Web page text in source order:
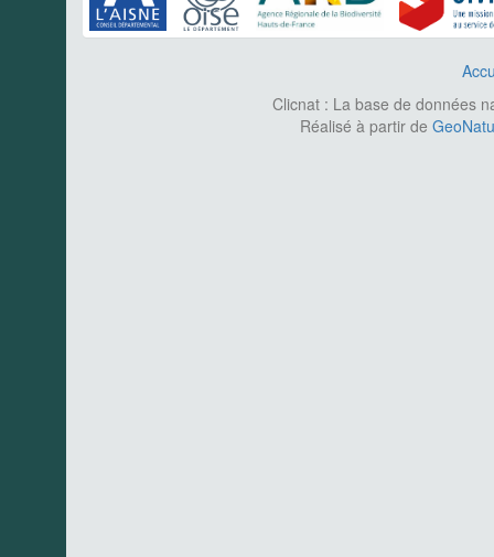
Clicnat : La base de données
Réalisé à partir de